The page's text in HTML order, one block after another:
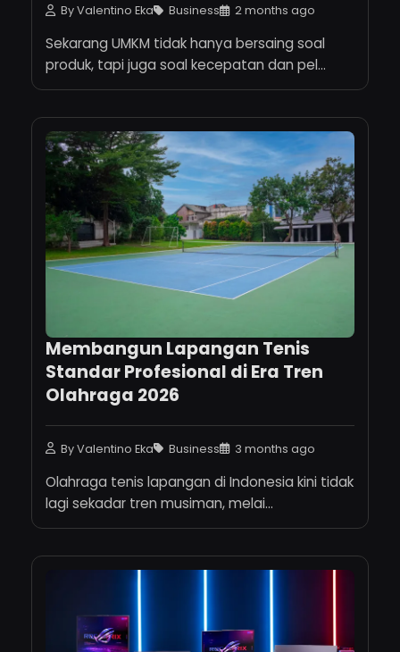
By Valentino Eka Business 2 months ago
Sekarang UMKM tidak hanya bersaing soal
produk, tapi juga soal kecepatan dan pel...
Membangun Lapangan Tenis
Standar Profesional di Era Tren
Olahraga 2026
By Valentino Eka Business 3 months ago
Olahraga tenis lapangan di Indonesia kini tidak
lagi sekadar tren musiman, melai...